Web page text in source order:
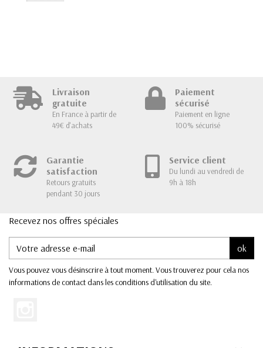
Livraison
gratuite
En France à partir de
49€ d'achats
Paiement
sécurisé
Paiement en ligne
100% sécurisé
Garantie
satisfaction
Retours gratuits
pendant 30 jours
Service client
Du lundi au vendredi de
9h à 18h
Recevez nos offres spéciales
ok
Vous pouvez vous désinscrire à tout moment. Vous trouverez pour cela nos
informations de contact dans les conditions d'utilisation du site.